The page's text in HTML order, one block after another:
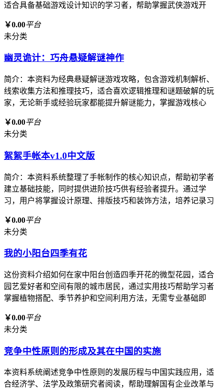
适合具备基础游戏设计知识的学习者，帮助掌握武侠游戏开
￥0.00平台
未分类
幽灵诡计：巧舟悬疑解谜神作
简介：本资料为经典悬疑解谜游戏攻略，包含游戏机制解析、
线索收集方法和推理技巧，适合喜欢逻辑推理和谜题破解的玩
家，无论新手或经验玩家都能提升解谜能力，掌握游戏核心
￥0.00平台
未分类
絮絮手帐本v1.0中文版
简介：本资料系统整理了手帐制作的核心知识点，帮助初学者
建立基础技能，同时提供进阶技巧供有经验者提升。通过学
习，用户将掌握设计原理、排版技巧和装饰方法，培养记录习
￥0.00平台
未分类
我的小阳台四季有花
这份资料介绍如何在家中阳台创造四季开花的微型花园，适合
园艺爱好者和空间有限的城市居民，通过实用技巧帮助学习者
掌握植物搭配、季节养护和空间利用方法，无需专业基础即
￥0.00平台
未分类
竞争中性原则的形成及其在中国的实施
本资料系统阐述竞争中性原则的发展历程与中国实践应用，适
合经济学、法学及政策研究者阅读，帮助理解国有企业改革与